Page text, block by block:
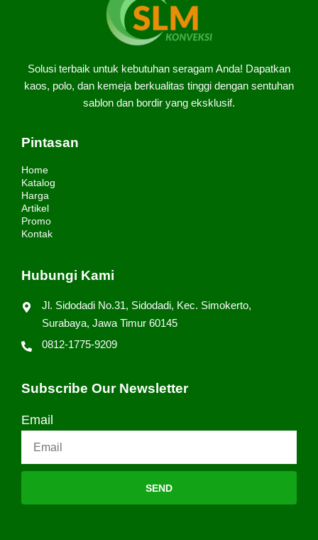
Solusi terbaik untuk kebutuhan seragam Anda! Dapatkan
kaos, polo, dan kemeja berkualitas tinggi dengan sentuhan
sablon dan bordir yang eksklusif.
Pintasan
Home
Katalog
Harga
Artikel
Promo
Kontak
Hubungi Kami
Jl. Sidodadi No.31, Sidodadi, Kec. Simokerto,
Surabaya, Jawa Timur 60145
0812-1775-9209
Subscribe Our Newsletter
Email
SEND